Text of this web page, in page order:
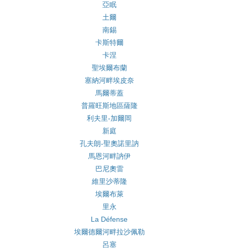
亞眠
土爾
南錫
卡斯特爾
卡涅
聖埃爾布蘭
塞納河畔埃皮奈
馬爾蒂蓋
普羅旺斯地區薩隆
利夫里-加爾岡
新庭
孔夫朗-聖奧諾里訥
馬恩河畔訥伊
巴尼奧雷
維里沙蒂隆
埃爾布萊
里永
La Défense
埃爾德爾河畔拉沙佩勒
呂塞